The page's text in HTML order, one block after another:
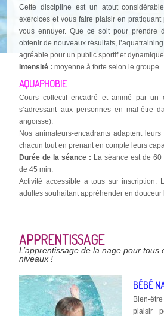
Cette discipline est un atout
exercices et vous faire plaisir en
vous ennuyer. Que ce soit pour prendre
obtenir de nouveaux résultats,
agréable pour un public sportif et dynamique.
Intensité : moyenne à forte selon le groupe.
AQUAPHOBIE
Cours collectif encadré et animé par un
s’adressant aux personnes en mal-être
angoisse).
Nos animateurs-encadrants adaptent
chacun tout en prenant en compte leurs
Durée de la séance : La séance est de
de 45 min.
Activité accessible a tous sur inscription.
adultes souhaitant appréhender en douceur
APPRENTISSAGE
L’apprentissage de la nage pour tous
niveaux !
BÉBÉ
Bien-
plaisir